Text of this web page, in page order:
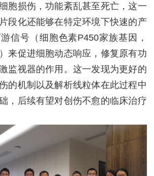
胞损伤，功能紊乱甚至死亡，这一
段化还能够在特定环境下快速的产
信号（细胞色素P450家族基因，
来促进细胞动态响应，修复原有功
监视器的作用。这一发现为更好的
的机制以及解析线粒体在此过程中
，后续有望对创伤不愈的临床治疗